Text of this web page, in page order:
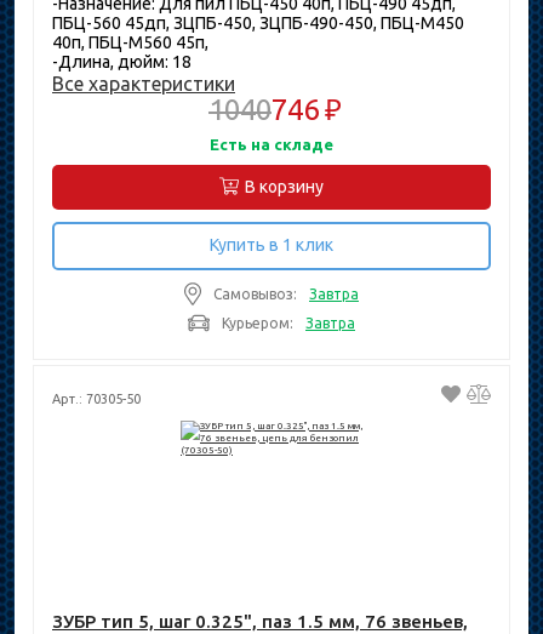
ПБЦ-560 45дп, ЗЦПБ-450, ЗЦПБ-490-450, ПБЦ-М450
40п, ПБЦ-М560 45п,
-Длина, дюйм: 18
Все характеристики
1040746 ₽
Есть на складе
В корзину
Купить в 1 клик
Самовывоз:
Завтра
Курьером:
Завтра
Арт.: 70305-50
ЗУБР тип 5, шаг 0.325", паз 1.5 мм, 76 звеньев,